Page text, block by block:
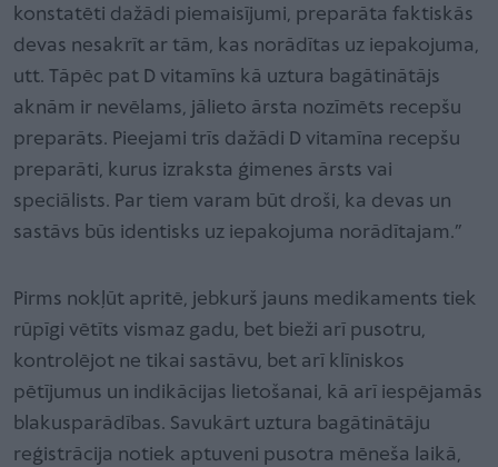
konstatēti dažādi piemaisījumi, preparāta faktiskās
devas nesakrīt ar tām, kas norādītas uz iepakojuma,
utt. Tāpēc pat D vitamīns kā uztura bagātinātājs
aknām ir nevēlams, jālieto ārsta nozīmēts recepšu
preparāts. Pieejami trīs dažādi D vitamīna recepšu
preparāti, kurus izraksta ģimenes ārsts vai
speciālists. Par tiem varam būt droši, ka devas un
sastāvs būs identisks uz iepakojuma norādītajam.”
Pirms nokļūt apritē, jebkurš jauns medikaments tiek
rūpīgi vētīts vismaz gadu, bet bieži arī pusotru,
kontrolējot ne tikai sastāvu, bet arī klīniskos
pētījumus un indikācijas lietošanai, kā arī iespējamās
blakusparādības. Savukārt uztura bagātinātāju
reģistrācija notiek aptuveni pusotra mēneša laikā,